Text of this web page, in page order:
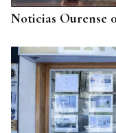
Noticias Ourense